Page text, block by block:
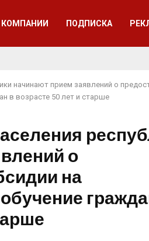
КОМПАНИИ ПОДПИСКА
начинают прием заявлений о
в возрасте 50 лет и старше
о
на